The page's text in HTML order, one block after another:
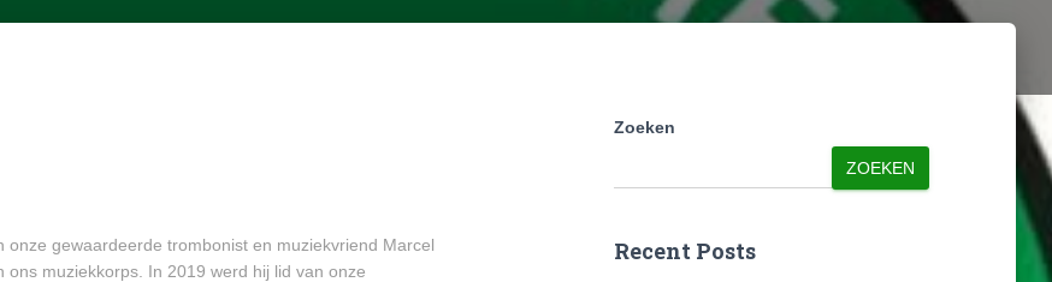
gewaardeerde trombonist en muziekvriend Marcel
muziekkorps. In 2019 werd hij lid van onze
Zoeken
ZOEKEN
Recent Posts